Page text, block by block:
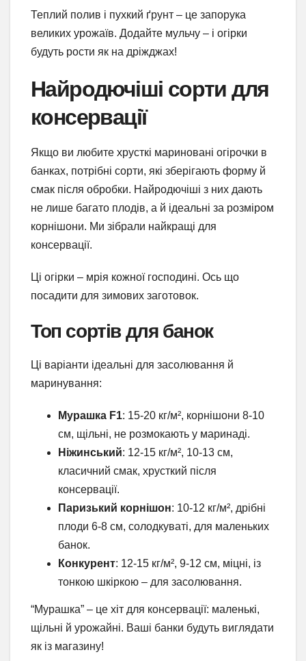
Теплий полив і пухкий ґрунт – це запорука
великих урожаїв. Додайте мульчу – і огірки
будуть рости як на дріжджах!
Найродючіші сорти для
консервації
Якщо ви любите хрусткі мариновані огірочки в
банках, потрібні сорти, які зберігають форму й
смак після обробки. Найродючіші з них дають
не лише багато плодів, а й ідеальні за розміром
корнішони. Ми зібрали найкращі для
консервації.
Ці огірки – мрія кожної господині. Ось що
посадити для зимових заготовок.
Топ сортів для банок
Ці варіанти ідеальні для засолювання й
маринування:
Мурашка F1: 15-20 кг/м², корнішони 8-10
см, щільні, не розмокають у маринаді.
Ніжинський: 12-15 кг/м², 10-13 см,
класичний смак, хрусткий після
консервації.
Паризький корнішон: 10-12 кг/м², дрібні
плоди 6-8 см, солодкуваті, для маленьких
банок.
Конкурент: 12-15 кг/м², 9-12 см, міцні, із
тонкою шкіркою – для засолювання.
“Мурашка” – це хіт для консервації: маленькі,
щільні й урожайні. Ваші банки будуть виглядати
як із магазину!